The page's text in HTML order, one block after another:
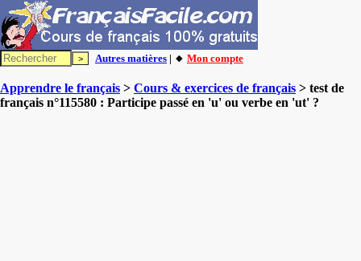
Autres matières | 🔸 Mon compte
Apprendre le français > Cours & exercices de français > test de
français n°115580 : Participe passé en 'u' ou verbe en 'ut' ?